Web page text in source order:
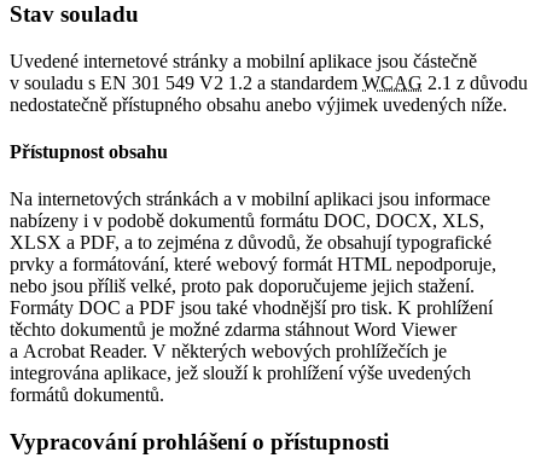
Stav souladu
Uvedené internetové stránky a mobilní aplikace jsou částečně
v souladu s EN 301 549 V2 1.2 a standardem WCAG 2.1 z důvodu
nedostatečně přístupného obsahu anebo výjimek uvedených níže.
Přístupnost obsahu
Na internetových stránkách a v mobilní aplikaci jsou informace
nabízeny i v podobě dokumentů formátu DOC, DOCX, XLS,
XLSX a PDF, a to zejména z důvodů, že obsahují typografické
prvky a formátování, které webový formát HTML nepodporuje,
nebo jsou příliš velké, proto pak doporučujeme jejich stažení.
Formáty DOC a PDF jsou také vhodnější pro tisk. K prohlížení
těchto dokumentů je možné zdarma stáhnout Word Viewer
a Acrobat Reader. V některých webových prohlížečích je
integrována aplikace, jež slouží k prohlížení výše uvedených
formátů dokumentů.
Vypracování prohlášení o přístupnosti